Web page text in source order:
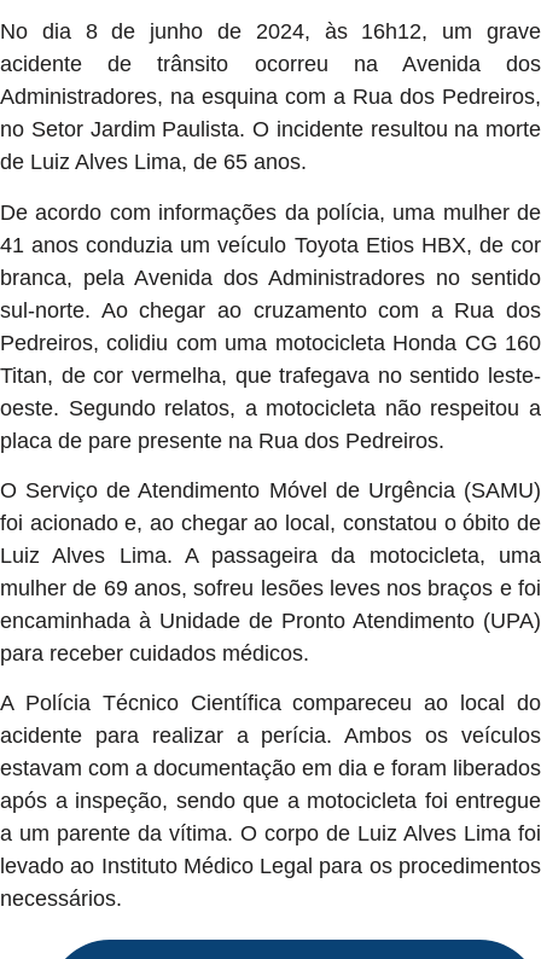
No dia 8 de junho de 2024, às 16h12, um grave
acidente de trânsito ocorreu na Avenida dos
Administradores, na esquina com a Rua dos Pedreiros,
no Setor Jardim Paulista. O incidente resultou na morte
de Luiz Alves Lima, de 65 anos.
De acordo com informações da polícia, uma mulher de
41 anos conduzia um veículo Toyota Etios HBX, de cor
branca, pela Avenida dos Administradores no sentido
sul-norte. Ao chegar ao cruzamento com a Rua dos
Pedreiros, colidiu com uma motocicleta Honda CG 160
Titan, de cor vermelha, que trafegava no sentido leste-
oeste. Segundo relatos, a motocicleta não respeitou a
placa de pare presente na Rua dos Pedreiros.
O Serviço de Atendimento Móvel de Urgência (SAMU)
foi acionado e, ao chegar ao local, constatou o óbito de
Luiz Alves Lima. A passageira da motocicleta, uma
mulher de 69 anos, sofreu lesões leves nos braços e foi
encaminhada à Unidade de Pronto Atendimento (UPA)
para receber cuidados médicos.
A Polícia Técnico Científica compareceu ao local do
acidente para realizar a perícia. Ambos os veículos
estavam com a documentação em dia e foram liberados
após a inspeção, sendo que a motocicleta foi entregue
a um parente da vítima. O corpo de Luiz Alves Lima foi
levado ao Instituto Médico Legal para os procedimentos
necessários.